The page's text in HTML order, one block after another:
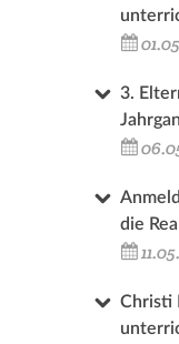
3.
die
Christi